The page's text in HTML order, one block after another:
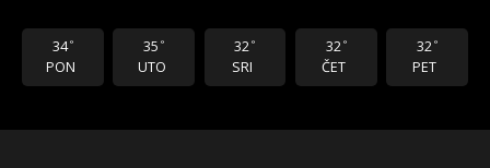
34 °
PON
35 °
UTO
32 °
SRI
32 °
ČET
32 °
PET